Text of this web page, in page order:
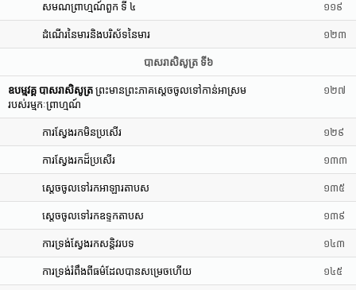
សមណព្រាហ្មណ៍ពួក ទី ៤ ១១៩
ដំណើរនៃមារនិងបរិស័ទនៃមារ ១២៣
បាសរាសិសូត្រ ទី៦
ឧបម្មវគ្គ បាសរាសិសូត្រ ព្រះមានព្រះភាគស្តេចចូលទៅកាន់អាស្រម
របស់រម្មកៈព្រាហ្មណ៍
១២៧
ការស្វែងរកមិនប្រសើរ ១២៩
ការស្វែងរកដ៏ប្រសើរ ១៣៣
ស្តេចចូលទៅរកអាឡារតាបស ១៣៥
ស្តេចចូលទៅរកឧទ្ទកតាបស ១៣៩
ការទ្រង់ស្វែងរកសន្តិវរបទ ១៤៣
ការទ្រង់រំពឹងពីធម៌ដែលបានសម្រេចហើយ ១៤៥